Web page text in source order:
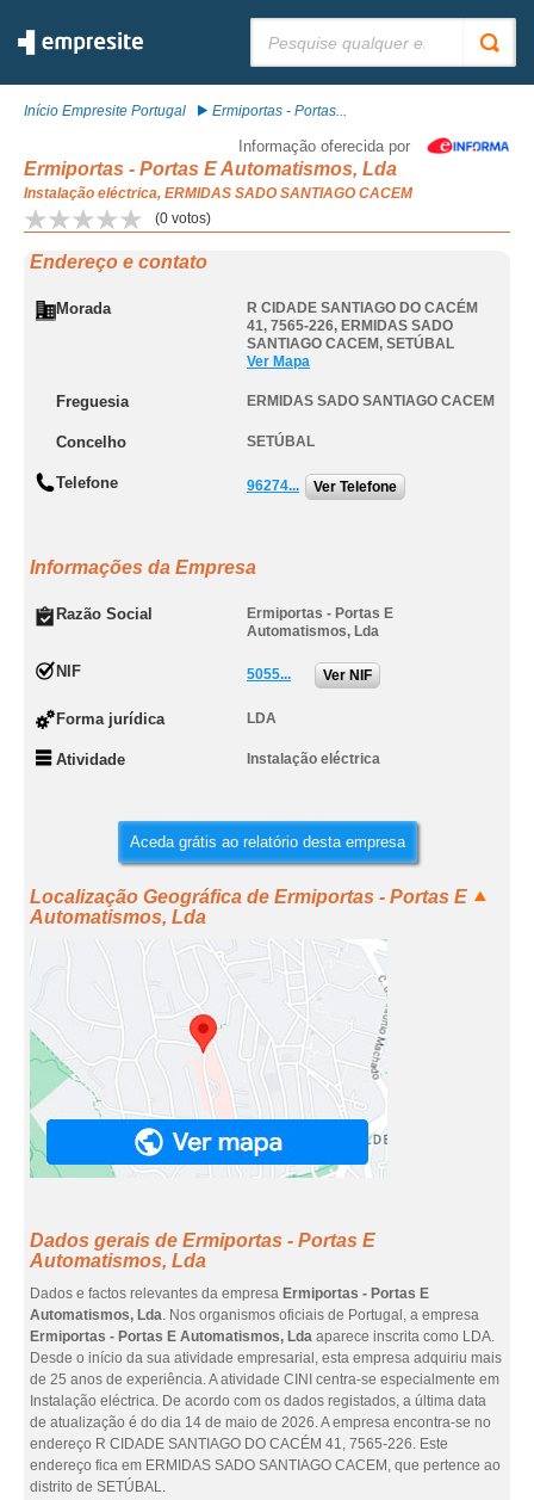
Início Empresite Portugal Ermiportas - Portas...
Informação oferecida por
Ermiportas - Portas E Automatismos, Lda
Instalação eléctrica, ERMIDAS SADO SANTIAGO CACEM
(0 votos)
Endereço e contato
Morada
R CIDADE SANTIAGO DO CACÉM
41, 7565-226, ERMIDAS SADO
SANTIAGO CACEM , SETÚBAL
Ver Mapa
Freguesia ERMIDAS SADO SANTIAGO CACEM
Concelho SETÚBAL
Telefone 96274... Ver Telefone
Informações da Empresa
Razão Social
Ermiportas - Portas E
Automatismos, Lda
NIF 5055... Ver NIF
Forma jurídica LDA
Atividade Instalação eléctrica
Aceda grátis ao relatório desta empresa
Localização Geográfica de Ermiportas - Portas E
Automatismos, Lda
Dados gerais de Ermiportas - Portas E
Automatismos, Lda
Dados e factos relevantes da empresa Ermiportas - Portas E
Automatismos, Lda. Nos organismos oficiais de Portugal, a empresa
Ermiportas - Portas E Automatismos, Lda aparece inscrita como LDA.
Desde o início da sua atividade empresarial, esta empresa adquiriu mais
de 25 anos de experiência. A atividade CINI centra-se especialmente em
Instalação eléctrica. De acordo com os dados registados, a última data
de atualização é do dia 14 de maio de 2026. A empresa encontra-se no
endereço R CIDADE SANTIAGO DO CACÉM 41, 7565-226. Este
endereço fica em ERMIDAS SADO SANTIAGO CACEM, que pertence ao
distrito de SETÚBAL.